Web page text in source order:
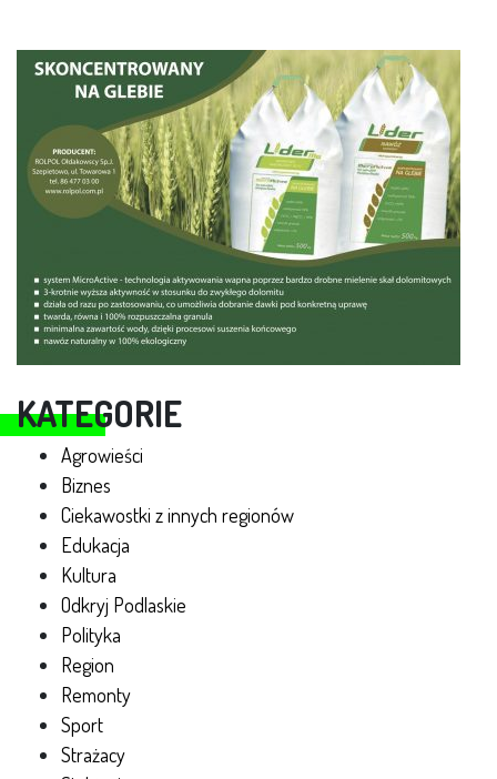
KATEGORIE
Agrowieści
Biznes
Ciekawostki z innych regionów
Edukacja
Kultura
Odkryj Podlaskie
Polityka
Region
Remonty
Sport
Strażacy